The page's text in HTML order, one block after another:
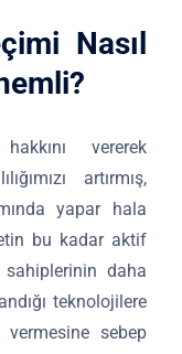
Nasıl
vererek
artırmış,
yapar hala
bu kadar aktif
sahiplerinin daha
teknolojilere
sebep